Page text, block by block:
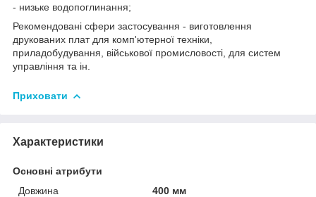
- низьке водопоглинання;
Рекомендовані сфери застосування - виготовлення
друкованих плат для комп'ютерної техніки,
приладобудування, військової промисловості, для систем
управління та ін.
Приховати
Характеристики
Основні атрибути
Довжина
400 мм